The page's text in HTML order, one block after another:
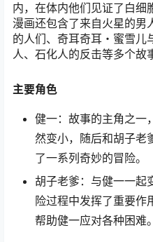
内，在体内他们见证了白细
漫画还包含了来自火星的男
的人们、奇耳奇耳・蜜雪儿
人、石化人的反击等多个故
主要角色
健一：故事的主角之一
然变小，随后和胡子老
了一系列奇妙的冒险。
胡子老爹：与健一一起
险过程中发挥了重要作
帮助健一应对各种困难。